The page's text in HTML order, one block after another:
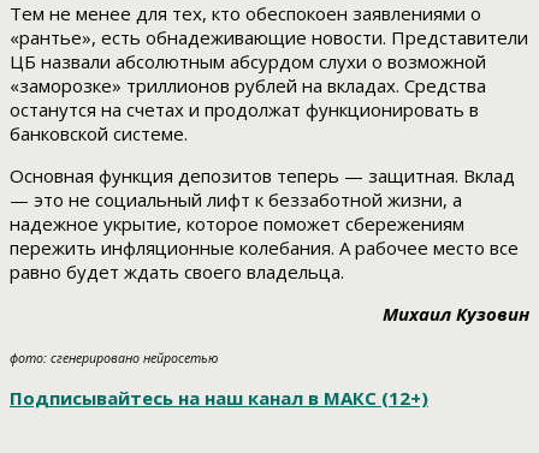
Тем не менее для тех, кто обеспокоен заявлениями о
«рантье», есть обнадеживающие новости. Представители
ЦБ назвали абсолютным абсурдом слухи о возможной
«заморозке» триллионов рублей на вкладах. Средства
останутся на счетах и продолжат функционировать в
банковской системе.
Основная функция депозитов теперь — защитная. Вклад
— это не социальный лифт к беззаботной жизни, а
надежное укрытие, которое поможет сбережениям
пережить инфляционные колебания. А рабочее место все
равно будет ждать своего владельца.
Михаил Кузовин
фото: сгенерировано нейросетью
Подписывайтесь на наш канал в МАКС (12+)